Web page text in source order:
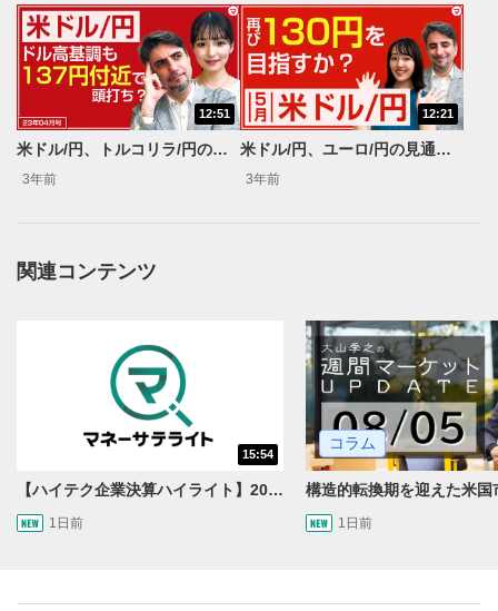
1
動画再生エリア
動画再生エリアをクリックすると、動画を再生または
動画タイトルが表示されます。クリックすると
クリックするとYouTubeの「後で見る」の再生リスト
に追加されます。
スマートフォンで視聴の場合は動画再生エリア右上のメニュ
ー内にあります。
きます。
12:51
米ドル/円、トルコリラ/円の見通し（前編）【エミンの月間為替相場見通し】4月号
3年前
12:21
米ドル/円、ユーロ/円の見通し（前編）【エミンの月間為替相場見通し】5月号
3年前
関連コンテンツ
15:54
【ハイテク企業決算ハイライト】2027年分のメモリに売切れ報道!?＜米国マーケットダイジェスト8/5号＞
1日前
コラム
1日前